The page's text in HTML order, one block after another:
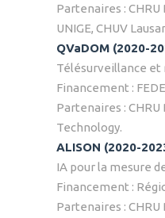
Partenaires : CHRU
UNIGE, CHUV
QVaDOM (2020-
Télésurveillance et
Financement :
Partenaires : CHRU
Technology.
ALISON (2020-
IA pour la mesure
Financement :
Partenaires : CHRU